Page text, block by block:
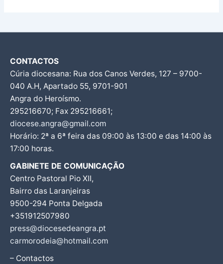
CONTACTOS
Cúria diocesana: Rua dos Canos Verdes, 127 – 9700-
040 A.H, Apartado 55, 9701-901
Angra do Heroísmo.
295216670; Fax 295216661;
diocese.angra@gmail.com
Horário: 2ª a 6ª feira das 09:00 às 13:00 e das 14:00 às
17:00 horas.
GABINETE DE COMUNICAÇÃO
Centro Pastoral Pio XII,
Bairro das Laranjeiras
9500-294 Ponta Delgada
+351912507980
press@diocesedeangra.pt
carmorodeia@hotmail.com
– Contactos